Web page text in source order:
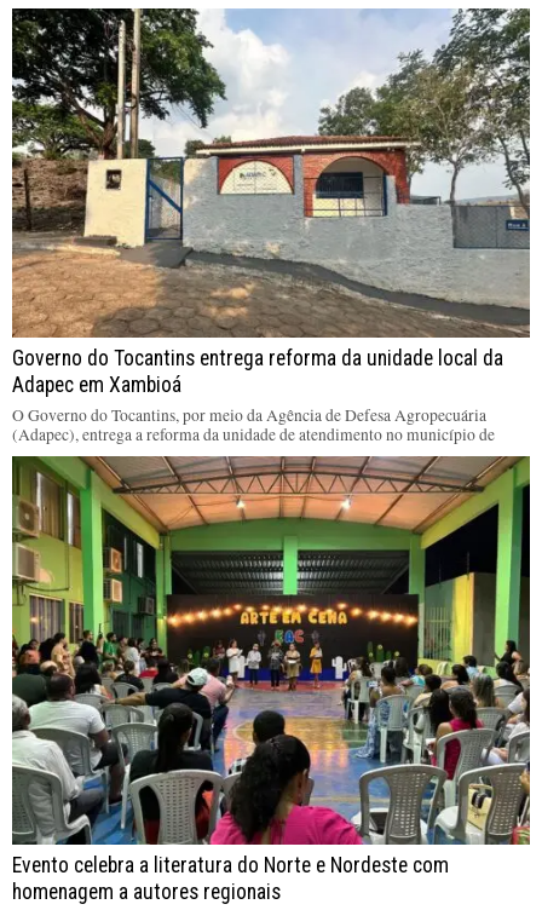
Governo do Tocantins entrega reforma da unidade local da
Adapec em Xambioá
O Governo do Tocantins, por meio da Agência de Defesa Agropecuária
(Adapec), entrega a reforma da unidade de atendimento no município de
Evento celebra a literatura do Norte e Nordeste com
homenagem a autores regionais